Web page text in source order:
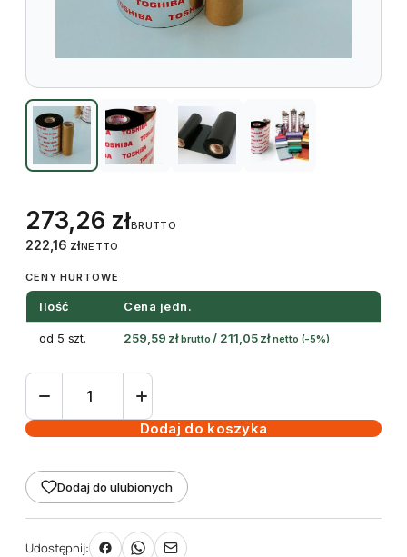
273,26 złBRUTTO
222,16 złNETTO
CENY HURTOWE
Ilość Cena jedn.
od 5 szt. 259,59 zł brutto / 211,05zł netto (-5%)
ilość
termotransferowa
102mm
600m
Black
-
Dodaj do koszyka
Dodaj do ulubionych
Udostępnij: